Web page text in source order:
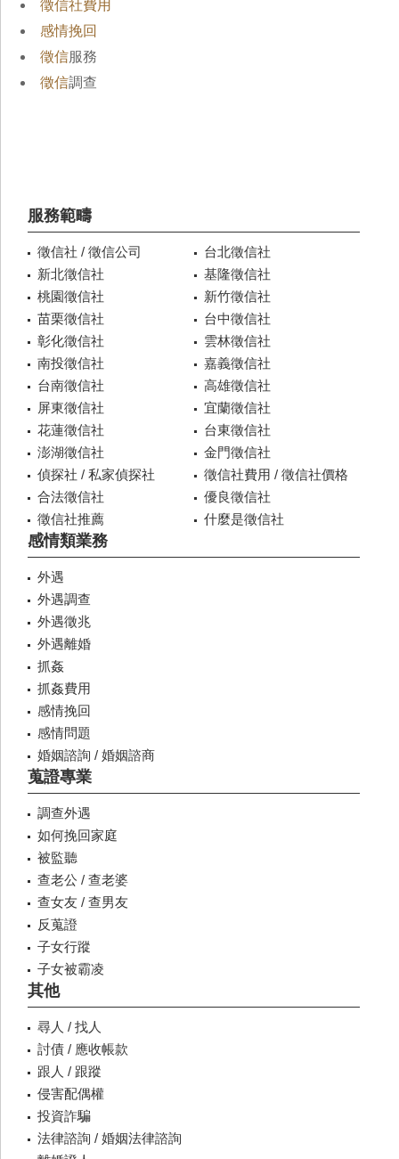
徵信社費用
感情挽回
徵信服務
徵信調查
服務範疇
徵信社 / 徵信公司
台北徵信社
新北徵信社
基隆徵信社
桃園徵信社
新竹徵信社
苗栗徵信社
台中徵信社
彰化徵信社
雲林徵信社
南投徵信社
嘉義徵信社
台南徵信社
高雄徵信社
屏東徵信社
宜蘭徵信社
花蓮徵信社
台東徵信社
澎湖徵信社
金門徵信社
偵探社 / 私家偵探社
徵信社費用 / 徵信社價格
合法徵信社
優良徵信社
徵信社推薦
什麼是徵信社
感情類業務
外遇
外遇調查
外遇徵兆
外遇離婚
抓姦
抓姦費用
感情挽回
感情問題
婚姻諮詢 / 婚姻諮商
蒐證專業
調查外遇
如何挽回家庭
被監聽
查老公 / 查老婆
查女友 / 查男友
反蒐證
子女行蹤
子女被霸凌
其他
尋人 / 找人
討債 / 應收帳款
跟人 / 跟蹤
侵害配偶權
投資詐騙
法律諮詢 / 婚姻法律諮詢